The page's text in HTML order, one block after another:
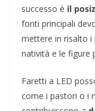
successo è il
fonti principali
mettere in risalto i
natività e le figure
Faretti a LED
come i pastori o i